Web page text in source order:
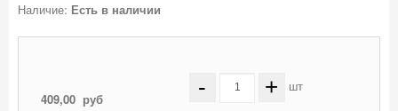
Наличие: Есть в наличии
409,00руб - + шт